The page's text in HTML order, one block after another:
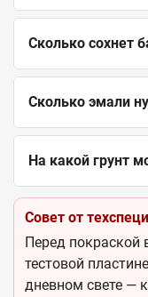
Сколько сохнет
Сколько эмали
На какой грунт
Совет от
Перед покраской
тестовой
дневном свете —